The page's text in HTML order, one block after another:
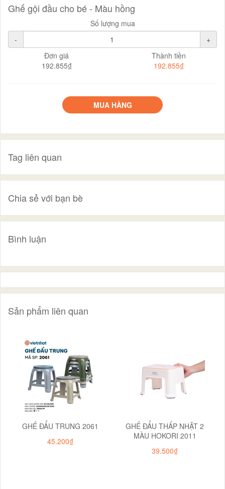
Ghế gội đầu cho bé - Màu hồng
Số lượng mua
-
+
Đơn giá
192.855₫
Thành tiền
192.855₫
MUA HÀNG
Tag liên quan
Chia sẻ với bạn bè
Bình luận
Sản phẩm liên quan
GHẾ ĐẨU TRUNG 2061
45.200₫
GHẾ ĐẨU THẤP NHẬT 2
MÀU HOKORI 2011
39.500₫